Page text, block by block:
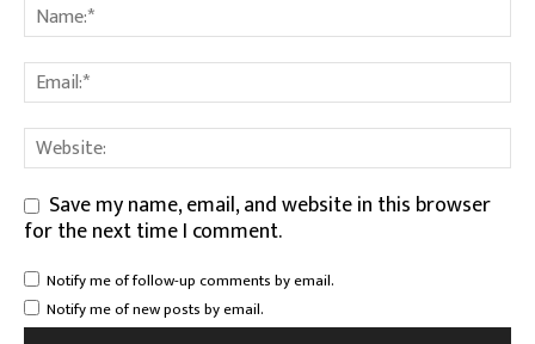
Save my name, email, and website in this browser
for the next time I comment.
Notify me of follow-up comments by email.
Notify me of new posts by email.